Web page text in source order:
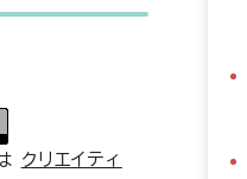
クリエイティ